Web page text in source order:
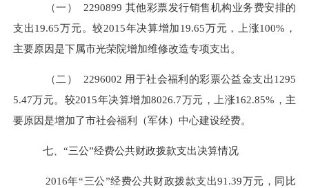
（一） 2290899 其他彩票发行销售机构业务费安排的
支出19.65万元。较2015年决算增加19.65万元，上涨100%，
主要原因是下属市光荣院增加维修改造专项支出。
（二） 2296002 用于社会福利的彩票公益金支出1295
5.47万元。较2015年决算增加8026.7万元，上涨162.85%，主
要原因是增加了市社会福利（军休）中心建设经费。
七、 “三公”经费公共财政拨款支出决算情况
2016年“三公”经费公共财政拨款支出91.39万元，同比